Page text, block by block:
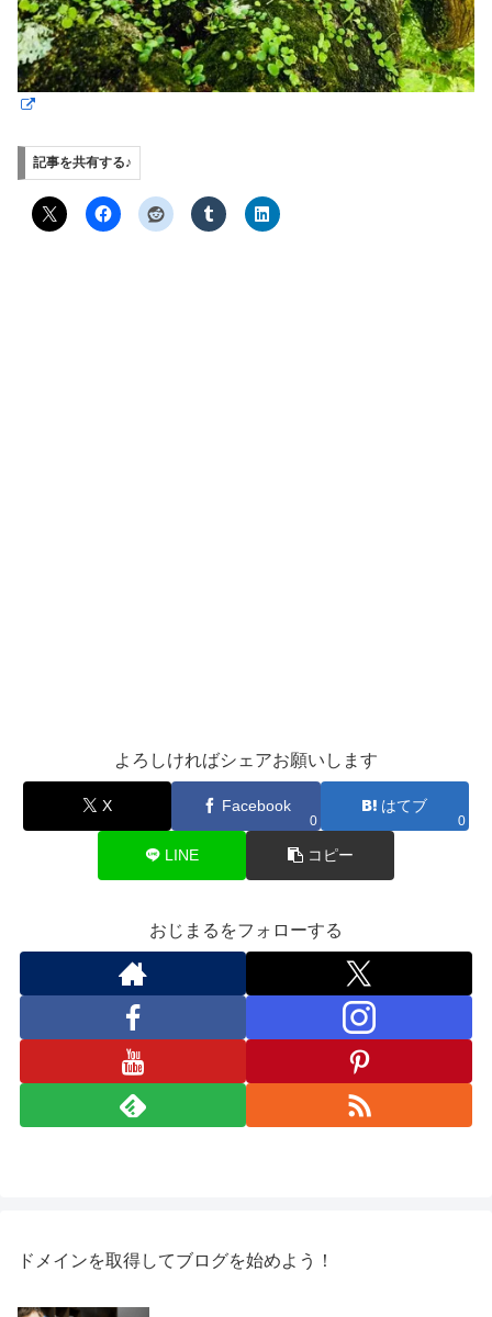
記事を共有する♪
よろしければシェアお願いします
X Facebook
0
はてブ
0
LINE コピー
おじまるをフォローする
ドメインを取得してブログを始めよう！